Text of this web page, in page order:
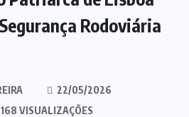
Rodoviária
22/05/2026
168 VISUALIZAÇÕES